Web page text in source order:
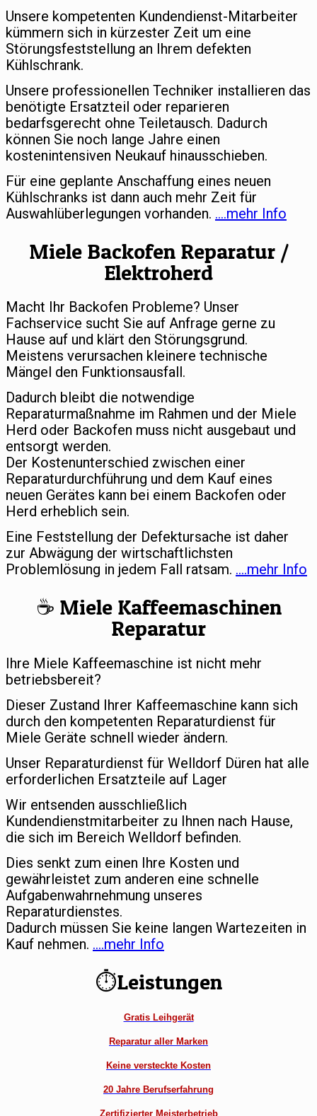
Unsere kompetenten Kundendienst-Mitarbeiter
kümmern sich in kürzester Zeit um eine
Störungsfeststellung an Ihrem defekten
Kühlschrank.
Unsere professionellen Techniker installieren das
benötigte Ersatzteil oder reparieren
bedarfsgerecht ohne Teiletausch. Dadurch
können Sie noch lange Jahre einen
kostenintensiven Neukauf hinausschieben.
Für eine geplante Anschaffung eines neuen
Kühlschranks ist dann auch mehr Zeit für
Auswahlüberlegungen vorhanden. ….mehr Info
Miele Backofen Reparatur /
Elektroherd
Macht Ihr Backofen Probleme? Unser
Fachservice sucht Sie auf Anfrage gerne zu
Hause auf und klärt den Störungsgrund.
Meistens verursachen kleinere technische
Mängel den Funktionsausfall.
Dadurch bleibt die notwendige
Reparaturmaßnahme im Rahmen und der Miele
Herd oder Backofen muss nicht ausgebaut und
entsorgt werden.
Der Kostenunterschied zwischen einer
Reparaturdurchführung und dem Kauf eines
neuen Gerätes kann bei einem Backofen oder
Herd erheblich sein.
Eine Feststellung der Defektursache ist daher
zur Abwägung der wirtschaftlichsten
Problemlösung in jedem Fall ratsam. ….mehr Info
☕️ Miele Kaffeemaschinen
Reparatur
Ihre Miele Kaffeemaschine ist nicht mehr
betriebsbereit?
Dieser Zustand Ihrer Kaffeemaschine kann sich
durch den kompetenten Reparaturdienst für
Miele Geräte schnell wieder ändern.
Unser Reparaturdienst für Welldorf Düren hat alle
erforderlichen Ersatzteile auf Lager
Wir entsenden ausschließlich
Kundendienstmitarbeiter zu Ihnen nach Hause,
die sich im Bereich Welldorf befinden.
Dies senkt zum einen Ihre Kosten und
gewährleistet zum anderen eine schnelle
Aufgabenwahrnehmung unseres
Reparaturdienstes.
Dadurch müssen Sie keine langen Wartezeiten in
Kauf nehmen. ….mehr Info
⏱Leistungen
Gratis Leihgerät
Reparatur aller Marken
Keine versteckte Kosten
20 Jahre Berufserfahrung
Zertifizierter Meisterbetrieb